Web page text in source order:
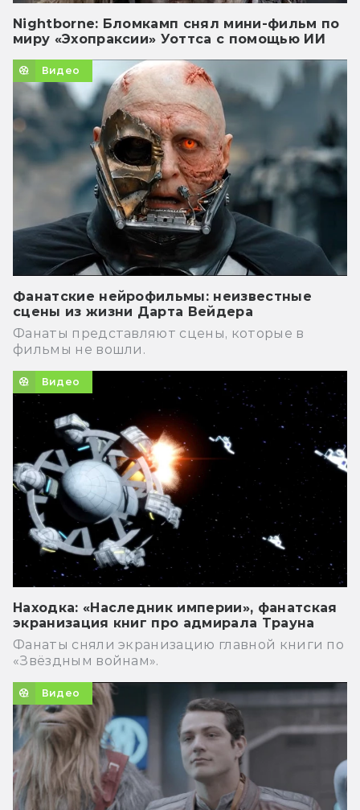
Nightborne: Бломкамп снял мини-фильм по
миру «Эхопраксии» Уоттса с помощью ИИ
Видео
Фанатские нейрофильмы: неизвестные
сцены из жизни Дарта Вейдера
Фанаты представляют сцены, которые в
фильмы не вошли.
Видео
Находка: «Наследник империи», фанатская
экранизация книг про адмирала Трауна
Фанаты сняли экранизацию главной книги по
«Звёздным войнам».
Видео